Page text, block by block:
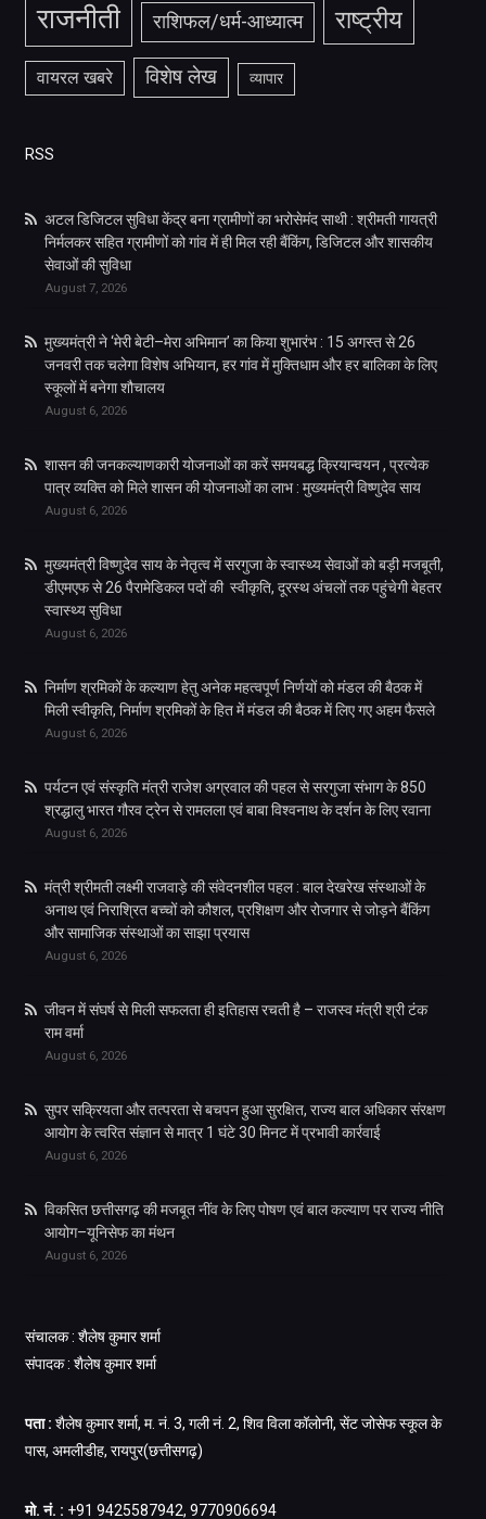
राजनीती राशिफल/धर्म-आध्यात्म राष्ट्रीय
वायरल खबरे विशेष लेख व्यापार
RSS
अटल डिजिटल सुविधा केंद्र बना ग्रामीणों का भरोसेमंद साथी : श्रीमती गायत्री
निर्मलकर सहित ग्रामीणों को गांव में ही मिल रही बैंकिंग, डिजिटल और शासकीय
सेवाओं की सुविधा
August 7, 2026
मुख्यमंत्री ने ‘मेरी बेटी–मेरा अभिमान’ का किया शुभारंभ : 15 अगस्त से 26
जनवरी तक चलेगा विशेष अभियान, हर गांव में मुक्तिधाम और हर बालिका के लिए
स्कूलों में बनेगा शौचालय
August 6, 2026
शासन की जनकल्याणकारी योजनाओं का करें समयबद्ध क्रियान्वयन , प्रत्येक
पात्र व्यक्ति को मिले शासन की योजनाओं का लाभ : मुख्यमंत्री विष्णुदेव साय
August 6, 2026
मुख्यमंत्री विष्णुदेव साय के नेतृत्व में सरगुजा के स्वास्थ्य सेवाओं को बड़ी मजबूती,
डीएमएफ से 26 पैरामेडिकल पदों की स्वीकृति, दूरस्थ अंचलों तक पहुंचेगी बेहतर
स्वास्थ्य सुविधा
August 6, 2026
निर्माण श्रमिकों के कल्याण हेतु अनेक महत्वपूर्ण निर्णयों को मंडल की बैठक में
मिली स्वीकृति, निर्माण श्रमिकों के हित में मंडल की बैठक में लिए गए अहम फैसले
August 6, 2026
पर्यटन एवं संस्कृति मंत्री राजेश अग्रवाल की पहल से सरगुजा संभाग के 850
श्रद्धालु भारत गौरव ट्रेन से रामलला एवं बाबा विश्वनाथ के दर्शन के लिए रवाना
August 6, 2026
मंत्री श्रीमती लक्ष्मी राजवाड़े की संवेदनशील पहल : बाल देखरेख संस्थाओं के
अनाथ एवं निराश्रित बच्चों को कौशल, प्रशिक्षण और रोजगार से जोड़ने बैंकिंग
और सामाजिक संस्थाओं का साझा प्रयास
August 6, 2026
जीवन में संघर्ष से मिली सफलता ही इतिहास रचती है – राजस्व मंत्री श्री टंक
राम वर्मा
August 6, 2026
सुपर सक्रियता और तत्परता से बचपन हुआ सुरक्षित, राज्य बाल अधिकार संरक्षण
आयोग के त्वरित संज्ञान से मात्र 1 घंटे 30 मिनट में प्रभावी कार्रवाई
August 6, 2026
विकसित छत्तीसगढ़ की मजबूत नींव के लिए पोषण एवं बाल कल्याण पर राज्य नीति
आयोग–यूनिसेफ का मंथन
August 6, 2026
संचालक : शैलेष कुमार शर्मा
संपादक : शैलेष कुमार शर्मा
पता : शैलेष कुमार शर्मा, म. नं. 3, गली नं. 2, शिव विला कॉलोनी, सेंट जोसेफ स्कूल के
पास, अमलीडीह, रायपुर(छत्तीसगढ़)
मो. नं. : +91 9425587942, 9770906694